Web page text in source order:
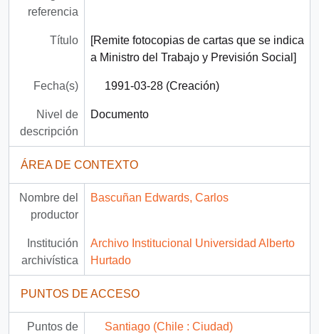
referencia
Título
[Remite fotocopias de cartas que se indica
a Ministro del Trabajo y Previsión Social]
Fecha(s) 1991-03-28 (Creación)
Nivel de
descripción
Documento
ÁREA DE CONTEXTO
Nombre del
productor
Bascuñan Edwards, Carlos
Institución
archivística
Archivo Institucional Universidad Alberto
Hurtado
PUNTOS DE ACCESO
Puntos de
Santiago (Chile : Ciudad)